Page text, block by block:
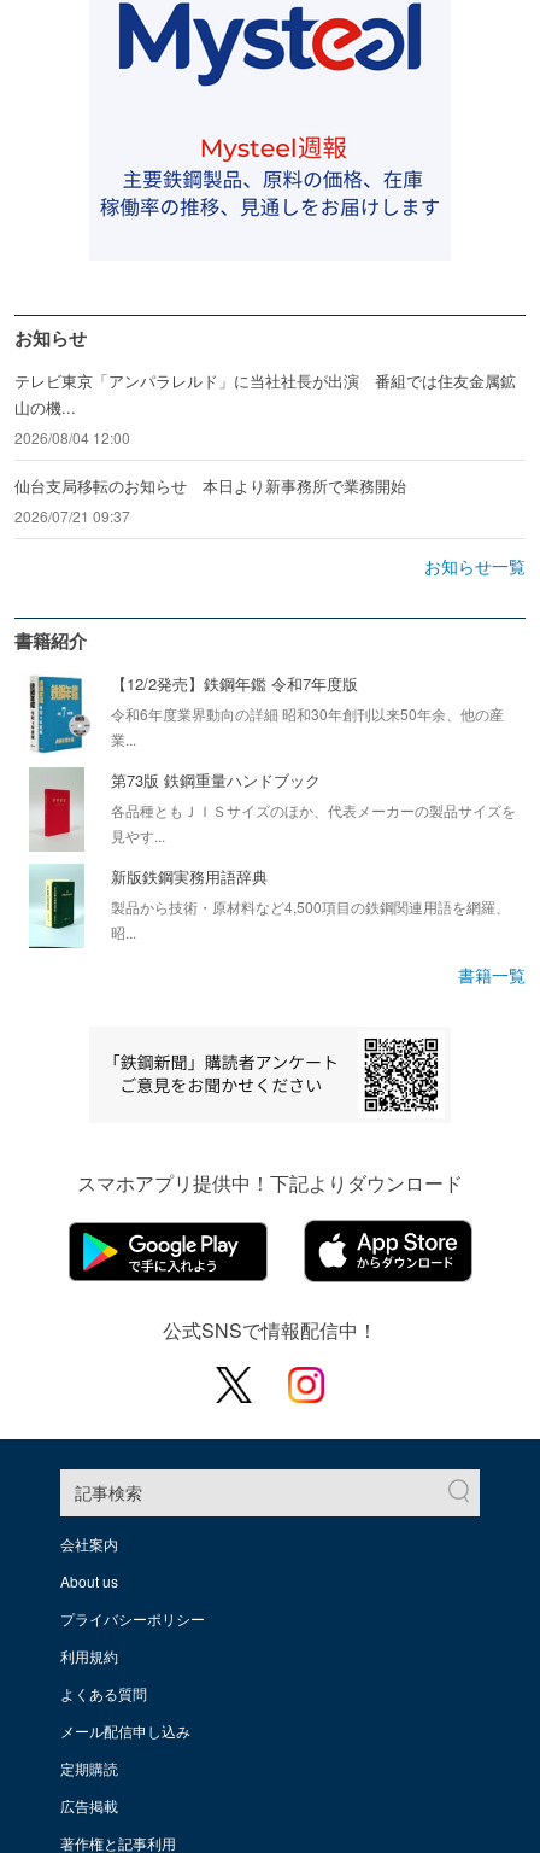
お知らせ
テレビ東京「アンパラレルド」に当社社長が出演 番組では住友金属鉱
山の機...
2026/08/04 12:00
仙台支局移転のお知らせ 本日より新事務所で業務開始
2026/07/21 09:37
お知らせ一覧
書籍紹介
【12/2発売】鉄鋼年鑑 令和7年度版
令和6年度業界動向の詳細 昭和30年創刊以来50年余、他の産
業...
第73版 鉄鋼重量ハンドブック
各品種ともＪＩＳサイズのほか、代表メーカーの製品サイズを
見やす...
新版鉄鋼実務用語辞典
製品から技術・原材料など4,500項目の鉄鋼関連用語を網羅、
昭...
書籍一覧
スマホアプリ提供中！下記よりダウンロード
公式SNSで情報配信中！
記事検索
会社案内
About us
プライバシーポリシー
利用規約
よくある質問
メール配信申し込み
定期購読
広告掲載
著作権と記事利用